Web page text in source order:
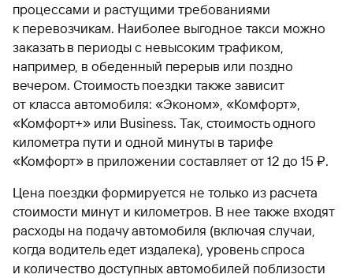
процессами и растущими требованиями
к перевозчикам. Наиболее выгодное такси можно
заказать в периоды с невысоким трафиком,
например, в обеденный перерыв или поздно
вечером. Стоимость поездки также зависит
от класса автомобиля: «Эконом», «Комфорт»,
«Комфорт+» или Business. Так, стоимость одного
километра пути и одной минуты в тарифе
«Комфорт» в приложении составляет от 12 до 15 ₽.
Цена поездки формируется не только из расчета
стоимости минут и километров. В нее также входят
расходы на подачу автомобиля (включая случаи,
когда водитель едет издалека), уровень спроса
и количество доступных автомобилей поблизости